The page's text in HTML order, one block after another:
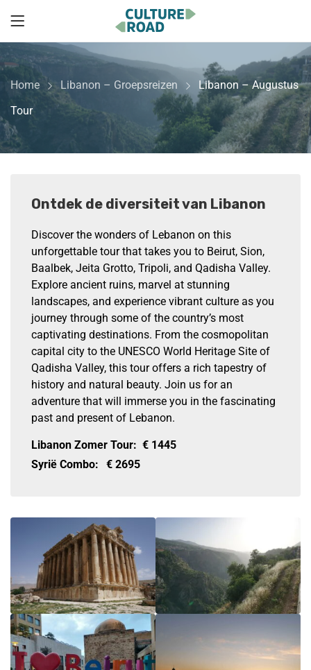
Home Libanon – Groepsreizen
Libanon – Augustus
Tour
Ontdek de diversiteit van Libanon
Discover the wonders of Lebanon on this
unforgettable tour that takes you to Beirut, Sion,
Baalbek, Jeita Grotto, Tripoli, and Qadisha Valley.
Explore ancient ruins, marvel at stunning
landscapes, and experience vibrant culture as you
journey through some of the country’s most
captivating destinations. From the cosmopolitan
capital city to the UNESCO World Heritage Site of
Qadisha Valley, this tour offers a rich tapestry of
history and natural beauty. Join us for an
adventure that will immerse you in the fascinating
past and present of Lebanon.
Libanon Zomer Tour: € 1445
Syrië Combo:
€ 2695